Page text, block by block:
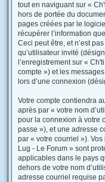
tout en naviguant sur «
hors de portée du
pages créées par le
récupérer l’information
Ceci peut être, et n’est
qu’utilisateur invité
l’enregistrement sur «
compte ») et les
lors d’une connexion
Votre compte contiendra
après par « votre nom
pour la connexion à votre
passe »), et une adresse
par « votre courriel »).
Lug - Le Forum » sont
applicables dans le pays
dehors de votre nom
adresse courriel requise